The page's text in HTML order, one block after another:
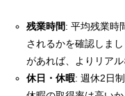
残業時間: 平均残業時
されるかを確認しま
があれば、よりリアル
休日・休暇: 週休2日